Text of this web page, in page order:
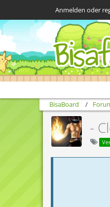
Anmelden oder
BisaBoard
-